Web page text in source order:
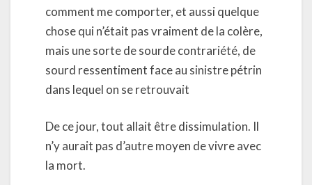
comment me comporter, et aussi quelque
chose qui n’était pas vraiment de la colère,
mais une sorte de sourde contrariété, de
sourd ressentiment face au sinistre pétrin
dans lequel on se retrouvait
De ce jour, tout allait être dissimulation. Il
n’y aurait pas d’autre moyen de vivre avec
la mort.